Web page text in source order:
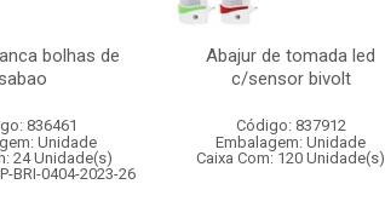
bolhas de
sabao
836461
Unidade
24 Unidade(s)
BRI-0404-2023-26
Abajur de tomada led
c/sensor bivolt
Código: 837912
Embalagem: Unidade
Caixa Com: 120 Unidade(s)